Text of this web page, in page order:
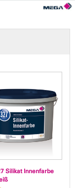
Silikat Innenfarbe